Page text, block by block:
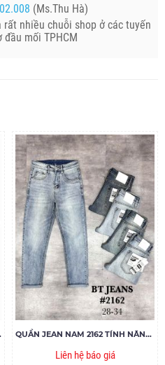
(Ms.Thu Hà)
rất nhiều chuỗi shop ở các tuyến
mối TPHCM
001 QUẦN JEAN NAM 2162 TÍNH NĂNG LÀM MÁT COOLMAX
Liên hệ báo giá